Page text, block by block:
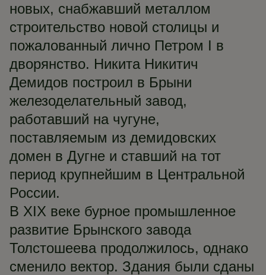
новых, снабжавший металлом
строительство новой столицы и
пожалованный лично Петром I в
дворянство. Никита Никитич
Демидов построил в Брыни
железоделательный завод,
работавший на чугуне,
поставляемым из демидовских
домен в Дугне и ставший на тот
период крупнейшим в Центральной
России.
В XIX веке бурное промышленное
развитие Брынского завода
Толстошеева продолжилось, однако
сменило вектор. Здания были сданы